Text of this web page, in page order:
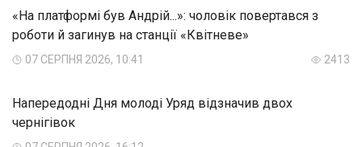
«На платформі був Андрій...»: чоловік повертався з
роботи й загинув на станції «Квітневе»
07 СЕРПНЯ 2026, 10:41 2413
Напередодні Дня молоді Уряд відзначив двох
чернігівок